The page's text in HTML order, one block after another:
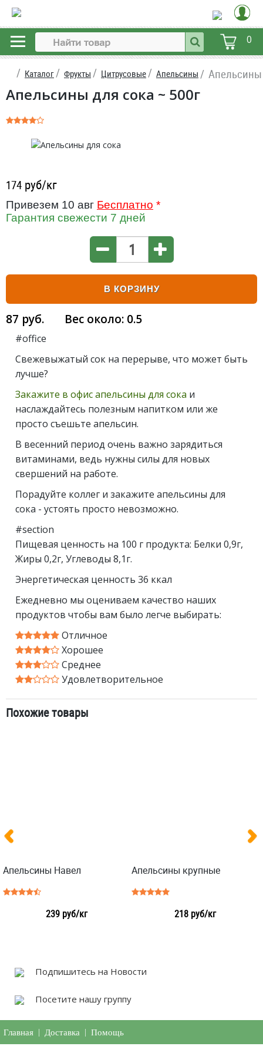
0
Каталог Фрукты Цитрусовые Апельсины
Апельсины для сока ~ 500г
174 руб/кг
Привезем 10 авг Бесплатно *
Гарантия свежести 7 дней
В КОРЗИНУ
87 руб. Вес около: 0.5
#office
Свежевыжатый сок на перерыве, что может быть
лучше?
Закажите в офис апельсины для сока и
наслаждайтесь полезным напитком или же
просто съешьте апельсин.
В весенний период очень важно зарядиться
витаминами, ведь нужны силы для новых
свершений на работе.
Порадуйте коллег и закажите апельсины для
сока - устоять просто невозможно.
#section
Пищевая ценность на 100 г продукта: Белки 0,9г,
Жиры 0,2г, Углеводы 8,1г.
Энергетическая ценность 36 ккал
Ежедневно мы оцениваем качество наших
продуктов чтобы вам было легче выбирать:
Отличное
Хорошее
Среднее
Удовлетворительное
Похожие товары
Апельсины Навел
239 руб/кг
Апельсины крупные
218 руб/кг
Подпишитесь на Новости
Посетите нашу группу
Главная Доставка Помощь